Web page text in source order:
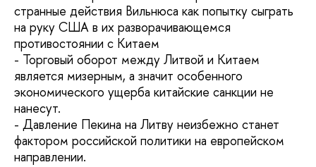
странные действия Вильнюса как попытку сыграть
на руку США в их разворачивающемся
противостоянии с Китаем
- Торговый оборот между Литвой и Китаем
является мизерным, а значит особенного
экономического ущерба китайские санкции не
нанесут.
- Давление Пекина на Литву неизбежно станет
фактором российской политики на европейском
направлении.